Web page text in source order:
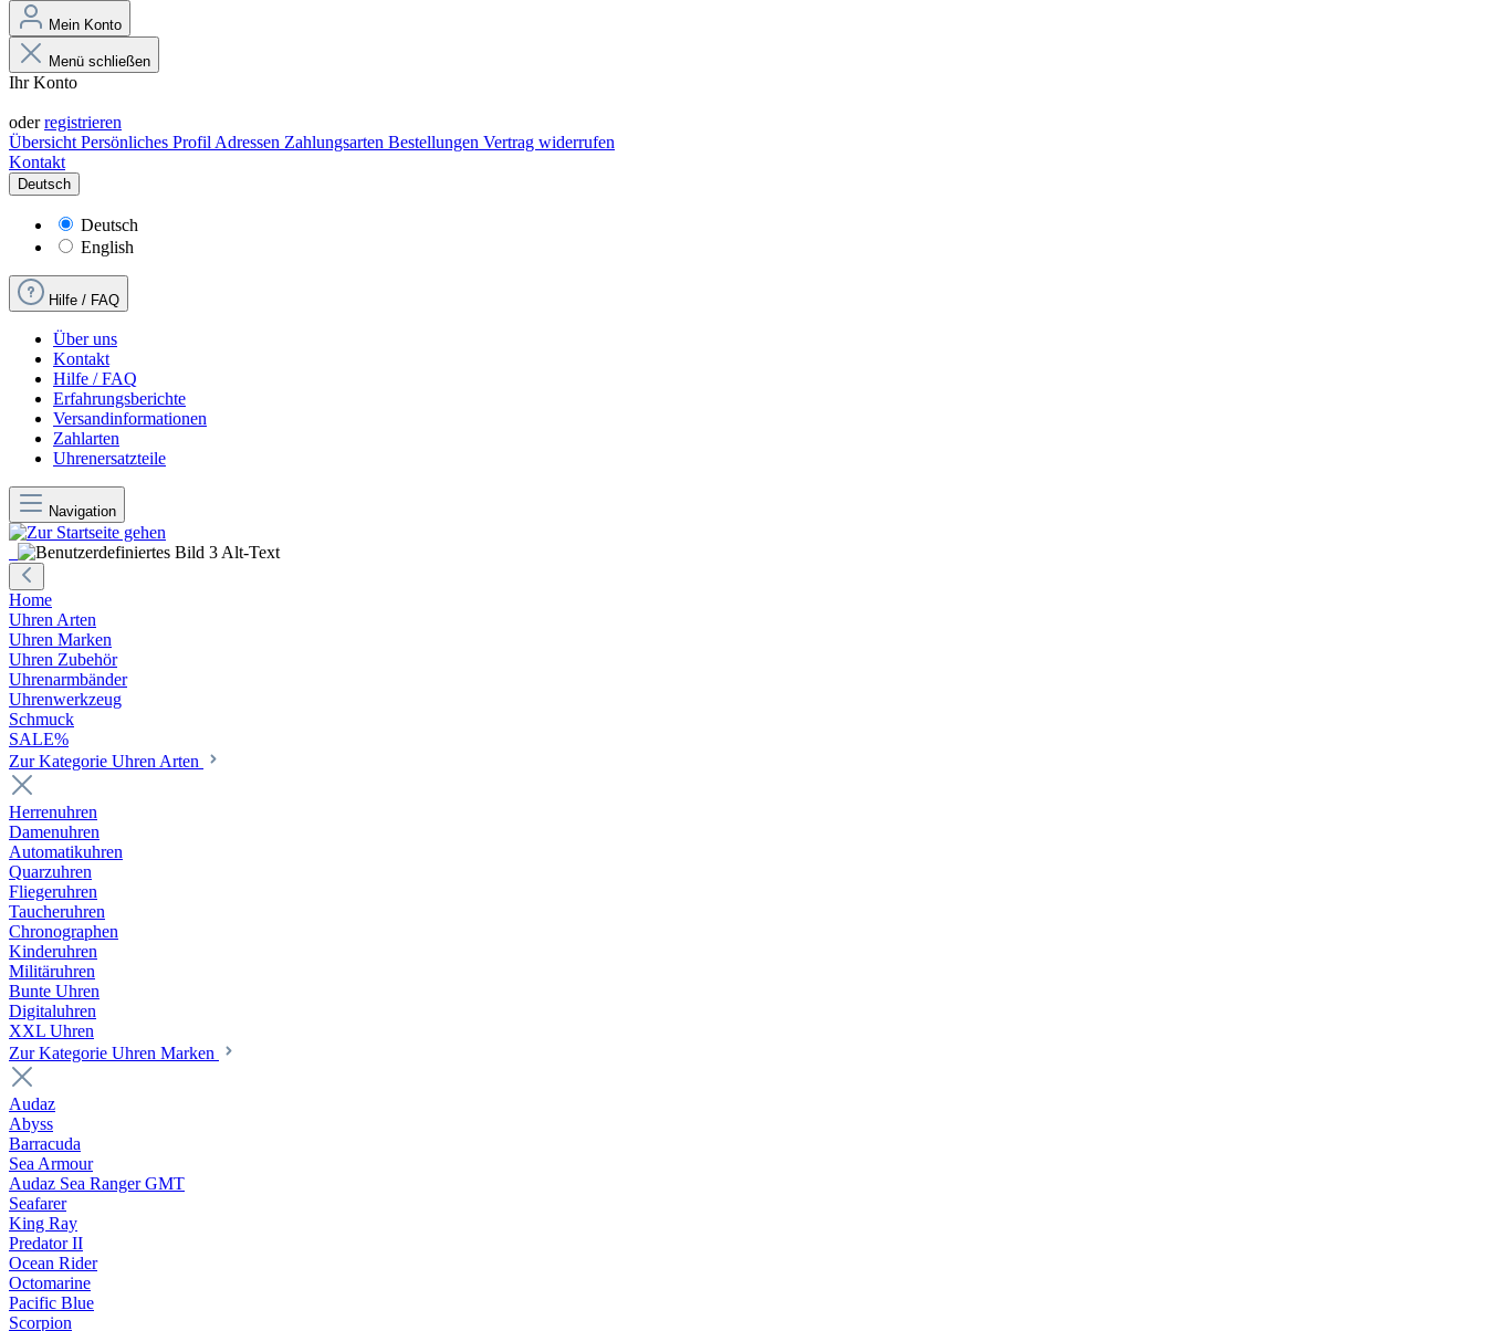
Mein Konto
Menü schließen
Ihr Konto
oderregistrieren
Übersicht Persönliches Profil Adressen Zahlungsarten Bestellungen Vertrag widerrufen
Kontakt
Deutsch
Deutsch
English
Hilfe / FAQ
Über uns
Kontakt
Hilfe / FAQ
Erfahrungsberichte
Versandinformationen
Zahlarten
Uhrenersatzteile
Navigation
Home
Uhren Arten
Uhren Marken
Uhren Zubehör
Uhrenarmbänder
Uhrenwerkzeug
Schmuck
SALE%
Zur Kategorie Uhren Arten
Herrenuhren
Damenuhren
Automatikuhren
Quarzuhren
Fliegeruhren
Taucheruhren
Chronographen
Kinderuhren
Militäruhren
Bunte Uhren
Digitaluhren
XXL Uhren
Zur Kategorie Uhren Marken
Audaz
Abyss
Barracuda
Sea Armour
Audaz Sea Ranger GMT
Seafarer
King Ray
Predator II
Ocean Rider
Octomarine
Pacific Blue
Scorpion